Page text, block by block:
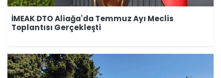
İMEAK DTO Aliağa'da Temmuz Ayı Meclis
Toplantısı Gerçekleşti